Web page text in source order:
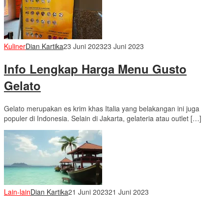
KulinerDian Kartika23 Juni 202323 Juni 2023
Info Lengkap Harga Menu Gusto
Gelato
Gelato merupakan es krim khas Italia yang belakangan ini juga
populer di Indonesia. Selain di Jakarta, gelateria atau outlet […]
Lain-lainDian Kartika21 Juni 202321 Juni 2023